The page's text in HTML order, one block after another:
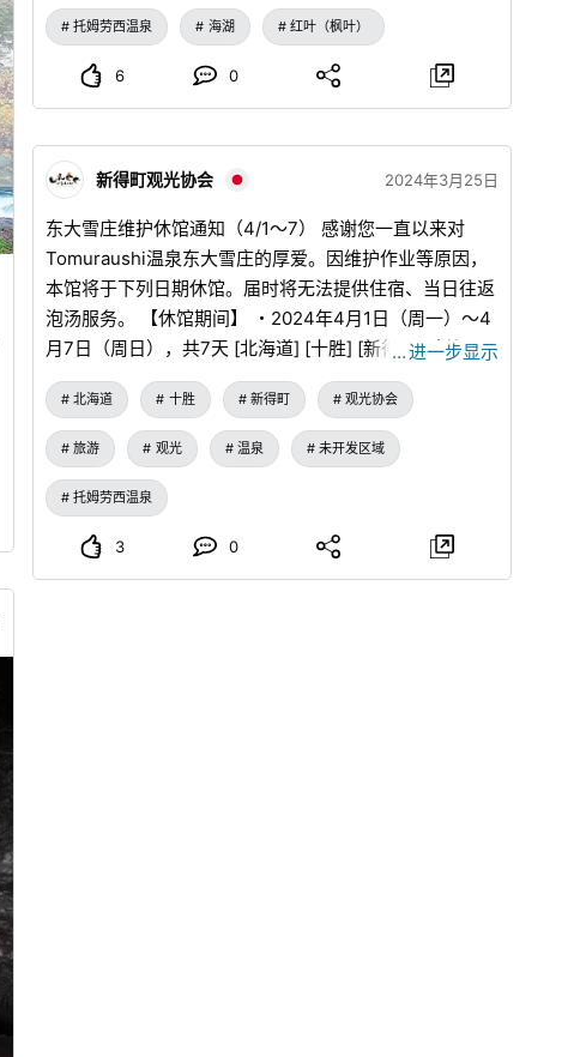
预计在月中旬是最佳观赏期，请务必前来观赏染红原始大
自然的红叶。
托姆劳西温泉 海湖 红叶（枫叶）
6 0
新得町观光协会 2024年3月25日
东大雪庄维护休馆通知（4/1～7） 感谢您一直以来对
Tomuraushi温泉东大雪庄的厚爱。因维护作业等原因，
本馆将于下列日期休馆。届时将无法提供住宿、当日往返
泡汤服务。 【休馆期间】 ・2024年4月1日（周一）～4
月7日（周日），共7天 [北海道] [十胜] [新得町] [新得町
观光协会] [Tomuraushi温泉] [Tomuraushi温泉东大雪
庄] [大雪山国立公园] [秘境] [秘汤] [独栋旅馆] [休馆日]
…进一步显示
北海道 十胜 新得町 观光协会
旅游 观光 温泉 未开发区域
托姆劳西温泉
3 0